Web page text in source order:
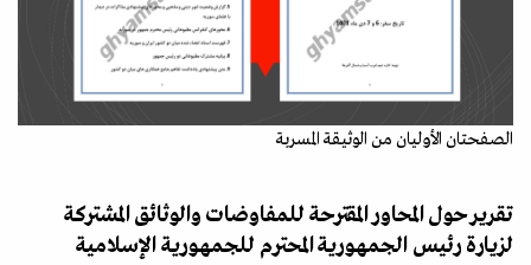
الصفحتان الأوليان من الوثيقة المسربة
تقرير حول المحاور المقترحة للمفاوضات والوثائق المشتركة
لزيارة رئيس الجمهورية المحترم للجمهورية الإسلامية